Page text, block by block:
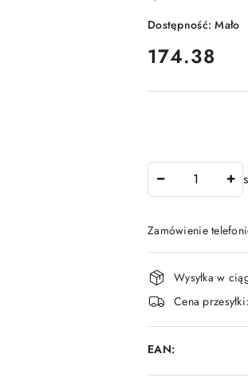
Dostępność:Mało
cena:
174.38
Zamówienie
Dostępność
i
dostawa
Wysyłka w
Cena przesyłki:
EAN: